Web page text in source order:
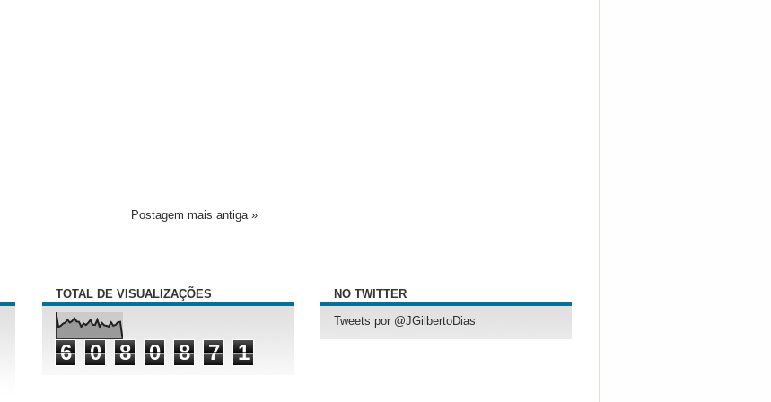
Postagem mais antiga »
TOTAL DE VISUALIZAÇÕES
6 0 8 0 8 7 1
NO TWITTER
Tweets por @JGilbertoDias